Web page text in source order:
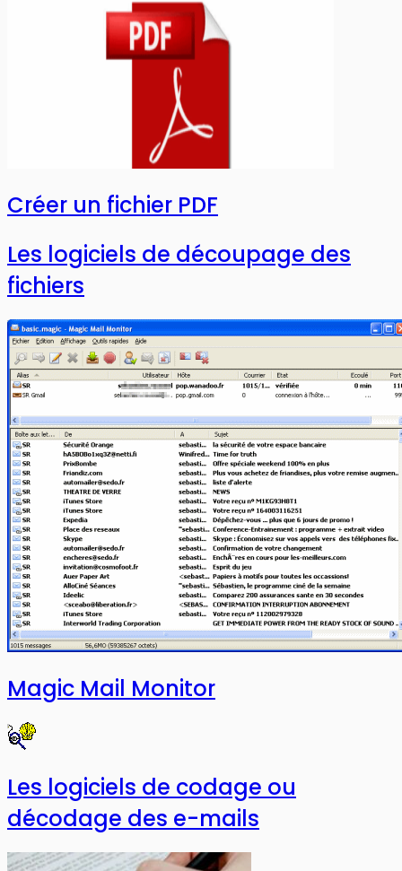
Créer un fichier PDF
Les logiciels de découpage des
fichiers
Magic Mail Monitor
Les logiciels de codage ou
décodage des e-mails